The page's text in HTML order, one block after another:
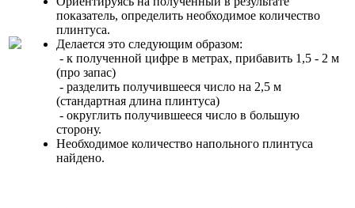
показатель, определить необходимое количество
плинтуса.
Делается это следующим образом:
- к полученной цифре в метрах, прибавить 1,5 - 2 м
(про запас)
- разделить получившееся число на 2,5 м
(стандартная длина плинтуса)
- округлить получившееся число в большую
сторону.
Необходимое количество напольного плинтуса
найдено.